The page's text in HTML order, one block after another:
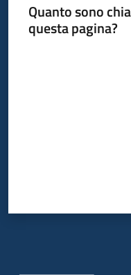
Quanto sono
questa pagina?